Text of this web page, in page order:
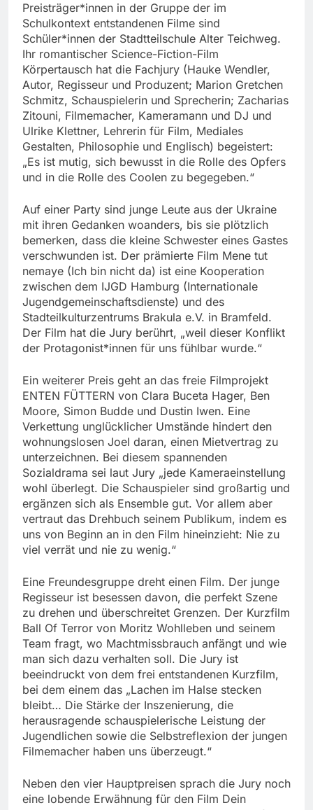
Preisträger*innen in der Gruppe der im
Schulkontext entstandenen Filme sind
Schüler*innen der Stadtteilschule Alter Teichweg.
Ihr romantischer Science-Fiction-Film
Körpertausch hat die Fachjury (Hauke Wendler,
Autor, Regisseur und Produzent; Marion Gretchen
Schmitz, Schauspielerin und Sprecherin; Zacharias
Zitouni, Filmemacher, Kameramann und DJ und
Ulrike Klettner, Lehrerin für Film, Mediales
Gestalten, Philosophie und Englisch) begeistert:
„Es ist mutig, sich bewusst in die Rolle des Opfers
und in die Rolle des Coolen zu begegeben.“
Auf einer Party sind junge Leute aus der Ukraine
mit ihren Gedanken woanders, bis sie plötzlich
bemerken, dass die kleine Schwester eines Gastes
verschwunden ist. Der prämierte Film Mene tut
nemaye (Ich bin nicht da) ist eine Kooperation
zwischen dem IJGD Hamburg (Internationale
Jugendgemeinschaftsdienste) und des
Stadteilkulturzentrums Brakula e.V. in Bramfeld.
Der Film hat die Jury berührt, „weil dieser Konflikt
der Protagonist*innen für uns fühlbar wurde.“
Ein weiterer Preis geht an das freie Filmprojekt
ENTEN FÜTTERN von Clara Buceta Hager, Ben
Moore, Simon Budde und Dustin Iwen. Eine
Verkettung unglücklicher Umstände hindert den
wohnungslosen Joel daran, einen Mietvertrag zu
unterzeichnen. Bei diesem spannenden
Sozialdrama sei laut Jury „jede Kameraeinstellung
wohl überlegt. Die Schauspieler sind großartig und
ergänzen sich als Ensemble gut. Vor allem aber
vertraut das Drehbuch seinem Publikum, indem es
uns von Beginn an in den Film hineinzieht: Nie zu
viel verrät und nie zu wenig.“
Eine Freundesgruppe dreht einen Film. Der junge
Regisseur ist besessen davon, die perfekt Szene
zu drehen und überschreitet Grenzen. Der Kurzfilm
Ball Of Terror von Moritz Wohlleben und seinem
Team fragt, wo Machtmissbrauch anfängt und wie
man sich dazu verhalten soll. Die Jury ist
beeindruckt von dem frei entstandenen Kurzfilm,
bei dem einem das „Lachen im Halse stecken
bleibt… Die Stärke der Inszenierung, die
herausragende schauspielerische Leistung der
Jugendlichen sowie die Selbstreflexion der jungen
Filmemacher haben uns überzeugt.“
Neben den vier Hauptpreisen sprach die Jury noch
eine lobende Erwähnung für den Film Dein